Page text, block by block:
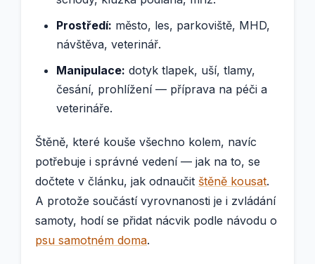
Prostředí: město, les, parkoviště, MHD,
návštěva, veterinář.
Manipulace: dotyk tlapek, uší, tlamy,
česání, prohlížení — příprava na péči a
veterináře.
Štěně, které kouše všechno kolem, navíc
potřebuje i správné vedení — jak na to, se
dočtete v článku, jak odnaučit štěně kousat.
A protože součástí vyrovnanosti je i zvládání
samoty, hodí se přidat nácvik podle návodu o
psu samotném doma.